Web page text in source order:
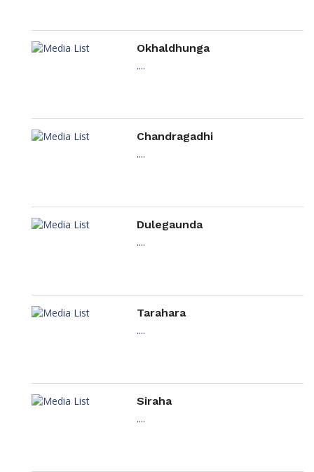
Okhaldhunga
....
Chandragadhi
....
Dulegaunda
....
Tarahara
....
Siraha
....